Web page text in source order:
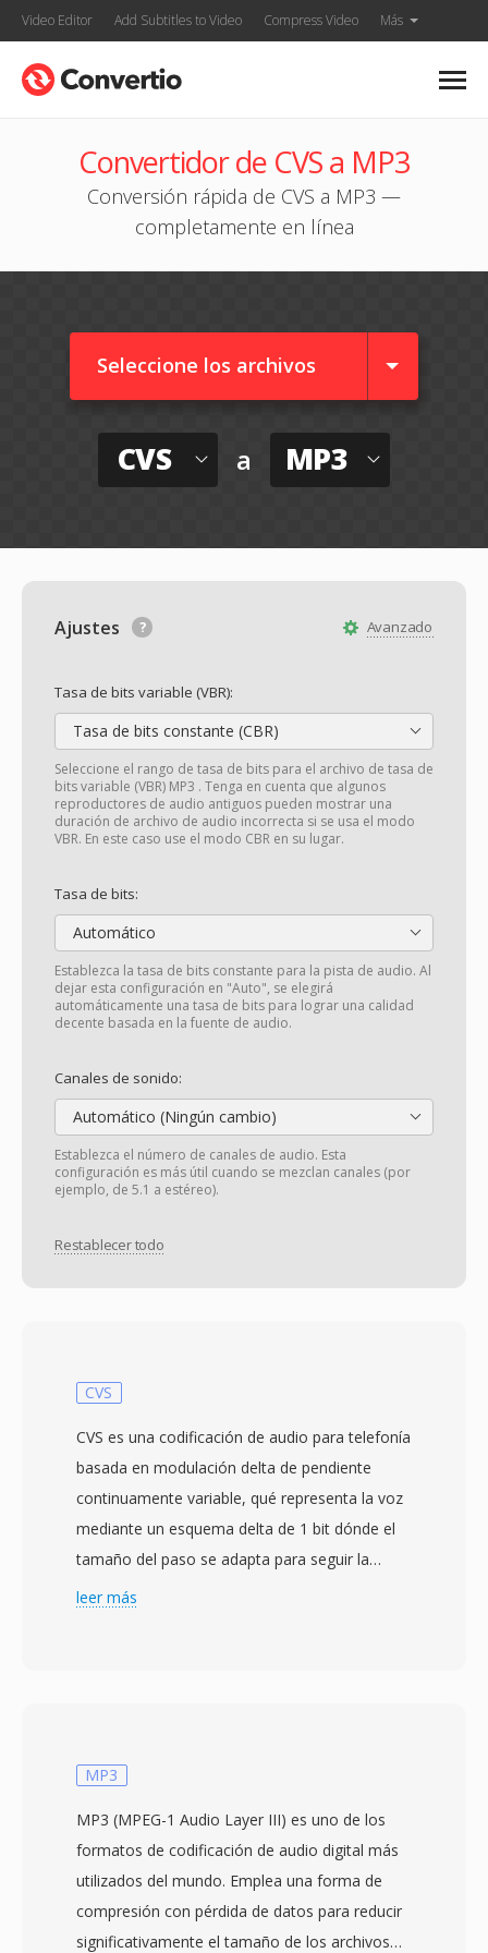
Video Editor Add Subtitles to Video Compress Video Más
Convertidor de CVS a MP3
Conversión rápida de CVS a MP3 —
completamente en línea
Seleccione los archivos
CVS a MP3
Avanzado
Ajustes
Tasa de bits variable (VBR):
Tasa de bits constante (CBR)
Seleccione el rango de tasa de bits para el archivo de tasa de
bits variable (VBR) MP3 . Tenga en cuenta que algunos
reproductores de audio antiguos pueden mostrar una
duración de archivo de audio incorrecta si se usa el modo
VBR. En este caso use el modo CBR en su lugar.
Tasa de bits:
Automático
Establezca la tasa de bits constante para la pista de audio. Al
dejar esta configuración en "Auto", se elegirá
automáticamente una tasa de bits para lograr una calidad
decente basada en la fuente de audio.
Canales de sonido:
Automático (Ningún cambio)
Establezca el número de canales de audio. Esta
configuración es más útil cuando se mezclan canales (por
ejemplo, de 5.1 a estéreo).
Restablecer todo
CVS
CVS es una codificación de audio para telefonía
basada en modulación delta de pendiente
continuamente variable, qué representa la voz
mediante un esquema delta de 1 bit dónde el
tamaño del paso se adapta para seguir la
amplitud de la entrada. Desarrollado dentro de
patrones de bits recientes. Esto produce tasas
kbps a un muestreo de 8 kHz, eficientes para
voz de banda estrecha en canales con
restricciones. Los archivos CVS almacenan
datos codificados en delta con signo y se
leer más
MP3
MP3 (MPEG-1 Audio Layer III) es uno de los
formatos de codificación de audio digital más
utilizados del mundo. Emplea una forma de
compresión con pérdida de datos para reducir
significativamente el tamaño de los archivos